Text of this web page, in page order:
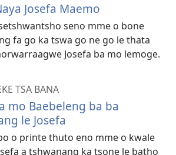
Josefa Maemo
seno mme o bone
fa go ka tswa go ne go le thata
Josefa ba mo lemoge.
TSA BANA
mo Baebeleng ba ba
le Josefa
o printe thuto eno mme o kwale
a tshwanang ka tsone le batho